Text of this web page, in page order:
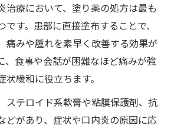
治療において、塗り薬の処方は最も
す。患部に直接塗布することで、
痛みや腫れを素早く改善する効果が
、食事や会話が困難なほど痛みが強
緩和に役立ちます。
ステロイド系軟膏や粘膜保護剤、抗
どがあり、症状や口内炎の原因に応